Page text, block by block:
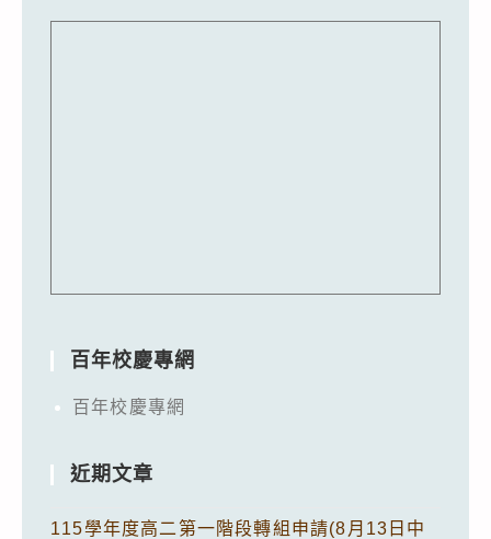
百年校慶專網
百年校慶專網
近期文章
115學年度高二第一階段轉組申請(8月13日中